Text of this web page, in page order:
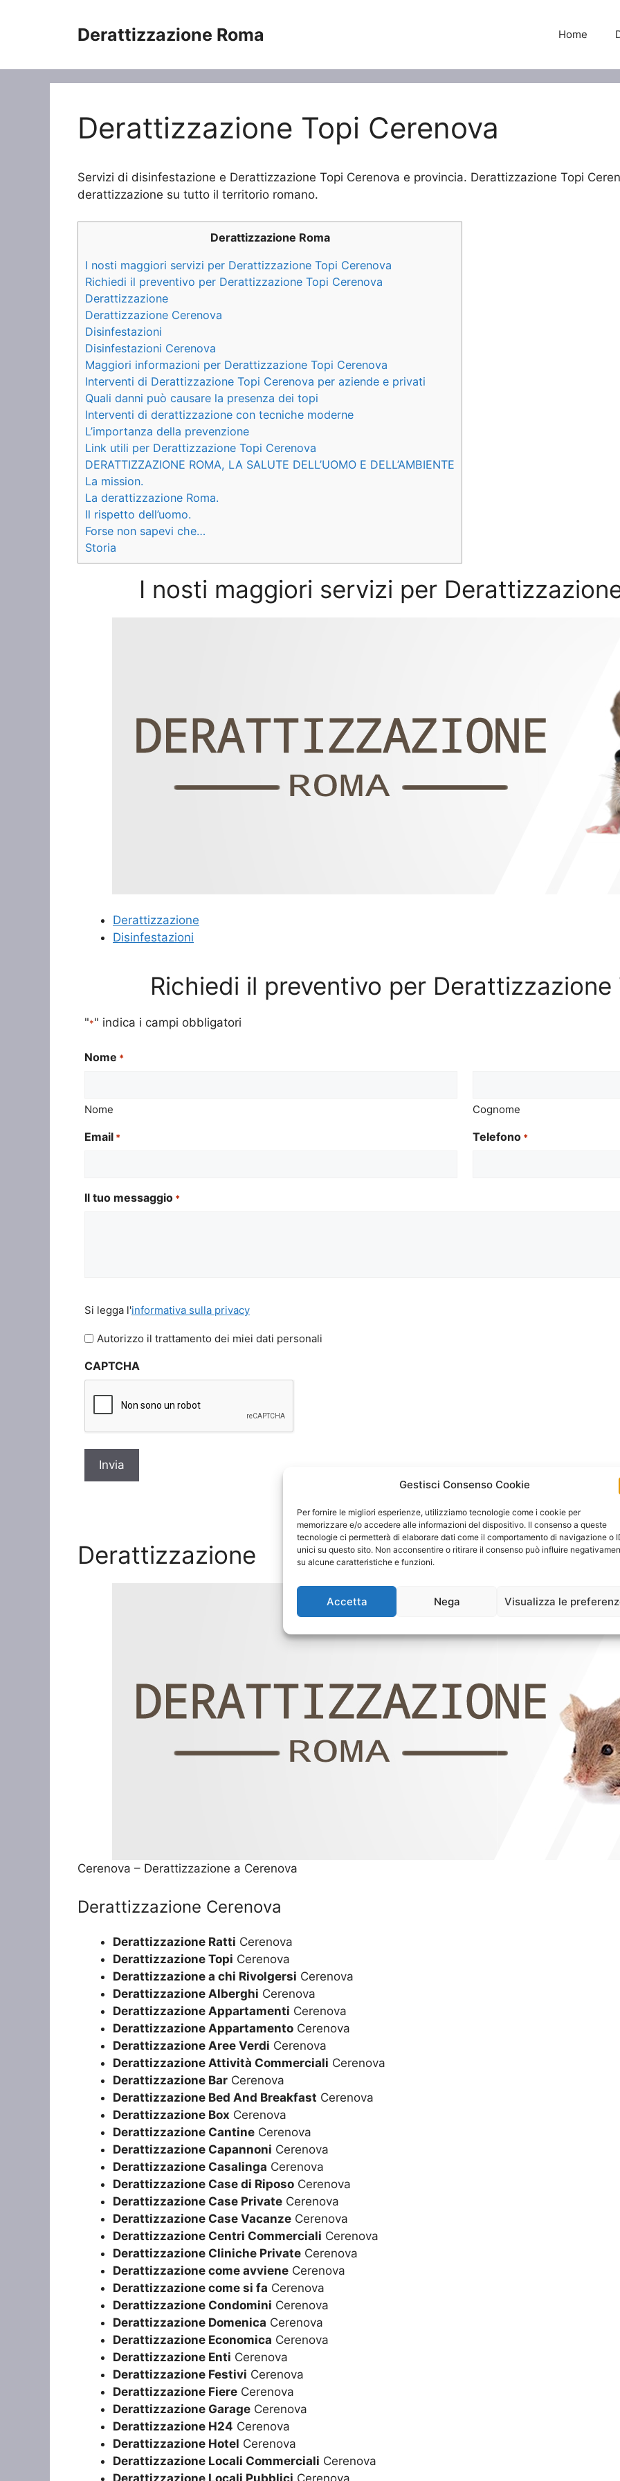
Gestisci Consenso Cookie
Per fornire le migliori esperienze, utilizziamo tecnologie come i cookie per
memorizzare e/o accedere alle informazioni del dispositivo. Il consenso a queste
tecnologie ci permetterà di elaborare dati come il comportamento di navigazione o
unici su questo sito. Non acconsentire o ritirare il consenso può influire
su alcune caratteristiche e funzioni.
Accetta Nega Visualizza le
Derattizzazione Roma Home
Derattizzazione Topi Cerenova
Servizi di disinfestazione e Derattizzazione Topi Cerenova e provincia. Derattizzazione Topi
derattizzazione su tutto il territorio romano.
Derattizzazione Roma
I nosti maggiori servizi per Derattizzazione Topi Cerenova
Richiedi il preventivo per Derattizzazione Topi Cerenova
Derattizzazione
Derattizzazione Cerenova
Disinfestazioni
Disinfestazioni Cerenova
Maggiori informazioni per Derattizzazione Topi Cerenova
Interventi di Derattizzazione Topi Cerenova per aziende e privati
Quali danni può causare la presenza dei topi
Interventi di derattizzazione con tecniche moderne
L’importanza della prevenzione
Link utili per Derattizzazione Topi Cerenova
DERATTIZZAZIONE ROMA, LA SALUTE DELL’UOMO E DELL’AMBIENTE
La mission.
La derattizzazione Roma.
Il rispetto dell’uomo.
Forse non sapevi che…
Storia
I nosti maggiori servizi per
Derattizzazione
Disinfestazioni
Richiedi il preventivo per Derattizzazione
"*" indica i campi obbligatori
Nome *
Nome Cognome
Email * Telefono *
Il tuo messaggio *
legga
l'informativa
privacy
Si legga l'informativa sulla privacy
Autorizzo il trattamento dei miei dati personali
CAPTCHA
Derattizzazione
Cerenova – Derattizzazione a Cerenova
Derattizzazione Cerenova
Derattizzazione Ratti Cerenova
Derattizzazione Topi Cerenova
Derattizzazione a chi Rivolgersi Cerenova
Derattizzazione Alberghi Cerenova
Derattizzazione Appartamenti Cerenova
Derattizzazione Appartamento Cerenova
Derattizzazione Aree Verdi Cerenova
Derattizzazione Attività Commerciali Cerenova
Derattizzazione Bar Cerenova
Derattizzazione Bed And Breakfast Cerenova
Derattizzazione Box Cerenova
Derattizzazione Cantine Cerenova
Derattizzazione Capannoni Cerenova
Derattizzazione Casalinga Cerenova
Derattizzazione Case di Riposo Cerenova
Derattizzazione Case Private Cerenova
Derattizzazione Case Vacanze Cerenova
Derattizzazione Centri Commerciali Cerenova
Derattizzazione Cliniche Private Cerenova
Derattizzazione come avviene Cerenova
Derattizzazione come si fa Cerenova
Derattizzazione Condomini Cerenova
Derattizzazione Domenica Cerenova
Derattizzazione Economica Cerenova
Derattizzazione Enti Cerenova
Derattizzazione Festivi Cerenova
Derattizzazione Fiere Cerenova
Derattizzazione Garage Cerenova
Derattizzazione H24 Cerenova
Derattizzazione Hotel Cerenova
Derattizzazione Locali Commerciali Cerenova